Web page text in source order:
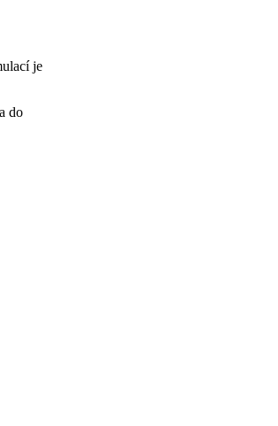
je
do